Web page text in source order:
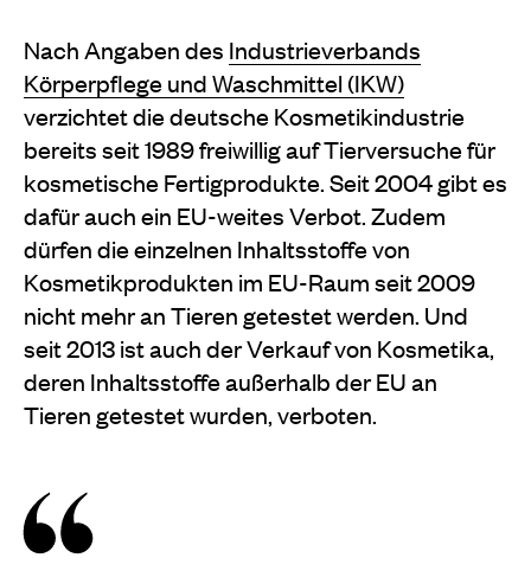
Nach Angaben des Industrieverbands
Körperpflege und Waschmittel (IKW)
verzichtet die deutsche Kosmetikindustrie
bereits seit 1989 freiwillig auf Tierversuche für
kosmetische Fertigprodukte. Seit 2004 gibt es
dafür auch ein EU-weites Verbot. Zudem
dürfen die einzelnen Inhaltsstoffe von
Kosmetikprodukten im EU-Raum seit 2009
nicht mehr an Tieren getestet werden. Und
seit 2013 ist auch der Verkauf von Kosmetika,
deren Inhaltsstoffe außerhalb der EU an
Tieren getestet wurden, verboten.